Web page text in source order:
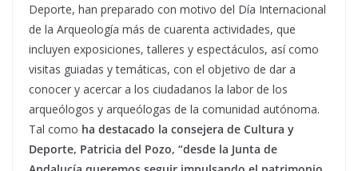
Deporte, han preparado con motivo del Día Internacional
de la Arqueología más de cuarenta actividades, que
incluyen exposiciones, talleres y espectáculos, así como
visitas guiadas y temáticas, con el objetivo de dar a
conocer y acercar a los ciudadanos la labor de los
arqueólogos y arqueólogas de la comunidad autónoma.
Tal como ha destacado la consejera de Cultura y
Deporte, Patricia del Pozo, “desde la Junta de